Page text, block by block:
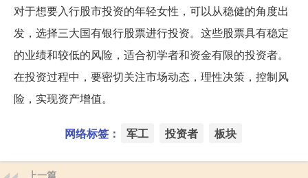
对于想要入行股市投资的年轻女性，可以从稳健的角度出
发，选择三大国有银行股票进行投资。这些股票具有稳定
的业绩和较低的风险，适合初学者和资金有限的投资者。
在投资过程中，要密切关注市场动态，理性决策，控制风
险，实现资产增值。
网络标签： 军工 投资者 板块
上一篇